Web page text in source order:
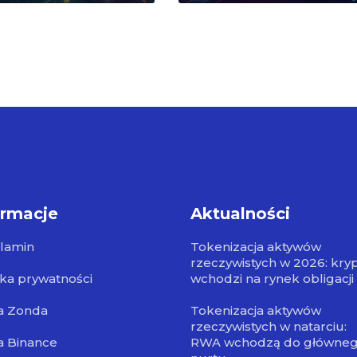
prywatności
Zonda
Binance
Aktualności
Tokenizacja aktywów
rzeczywistych w 2026:
wchodzi na rynek obligacji
Tokenizacja aktywów
rzeczywistych w natarciu:
RWA wchodzą do